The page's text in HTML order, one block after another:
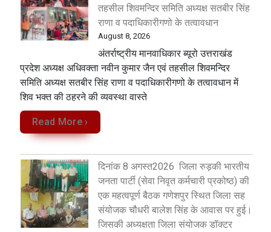
तहसील शिवमन्दिर समिति अध्यक्ष सतबीर सिंह
राणा व पदाधिकारीगणो के तत्वावधान
August 8, 2026
अंतर्राष्ट्रीय मानवाधिकार ब्यूरो उत्तराखंड
प्रदेश अध्यक्ष अधिवक्ता नवीन कुमार जैन एवं तहसील शिवमन्दिर
समिति अध्यक्ष सतबीर सिंह राणा व पदाधिकारीगणो के तत्वावधान में
शिव भक्त की ठहरने की व्यवस्था वास्ते
Read More ›
दिनांक 8 अगस्त2026 जिला रुड़की भारतीय
जनता पार्टी (सेवा निवृत कर्मचारी प्रकोष्ठ) की
एक महत्वपूर्ण बैठक गणेशपुर स्थित जिला सह
संयोजक चौधरी बालेश सिंह के आवास पर हुई।
जिसकी अध्यक्षता जिला संयोजक डॉक्टर